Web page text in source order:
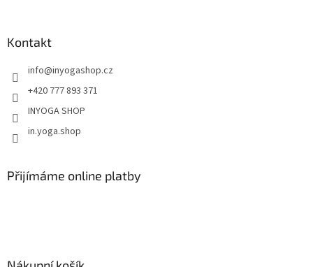
Kontakt
info@inyogashop.cz
+420 777 893 371
INYOGA SHOP
in.yoga.shop
Přijímáme online platby